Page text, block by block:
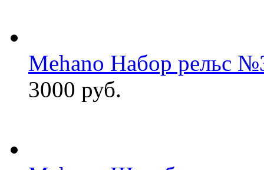
Mehano Набор рельс
3000 руб.